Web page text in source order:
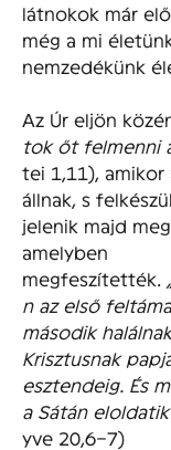
látnokok már
még a mi
nemzedékünk
Az Úr eljön
tok őt felmenni
tei 1,11), amikor
állnak, s
jelenik majd
amelyben
megfeszítették.
n az első
második
Krisztusnak
esztendeig. És
a Sátán
yve 20,6–7)